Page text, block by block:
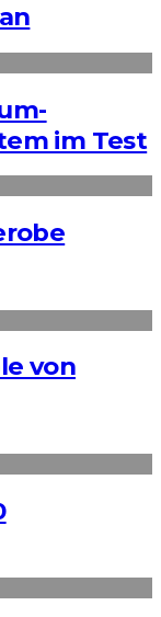
im Test
von